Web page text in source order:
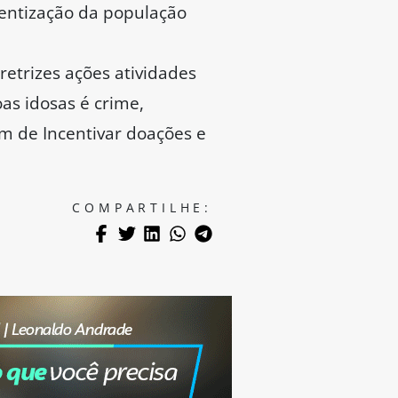
da população
ações atividades
idosas é crime,
de Incentivar doações e
COMPARTILHE: